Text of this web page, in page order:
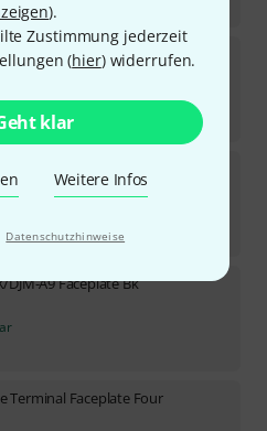
).
Zustimmung jederzeit
(hier) widerrufen.
klar
Weitere Infos
Datenschutzhinweise
Desk 3U WH
lieferbar
Screwset
DJM-A9 Faceplate Bk
Terminal Faceplate Four